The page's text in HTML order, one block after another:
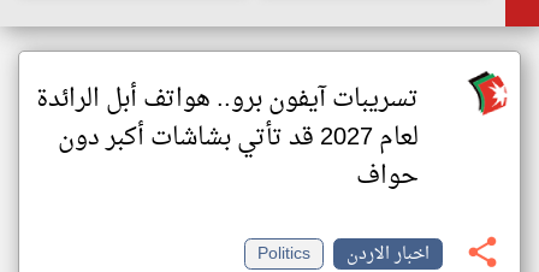
تسريبات آيفون برو.. هواتف أبل الرائدة
لعام 2027 قد تأتي بشاشات أكبر دون
حواف
اخبار الاردن
Politics